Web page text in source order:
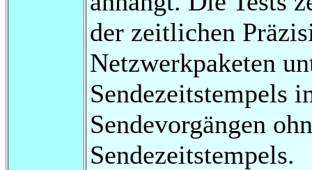
der zeitlichen
Netzwerkpaketen
Sendezeitstempels
Sendevorgängen
Sendezeitstempels.